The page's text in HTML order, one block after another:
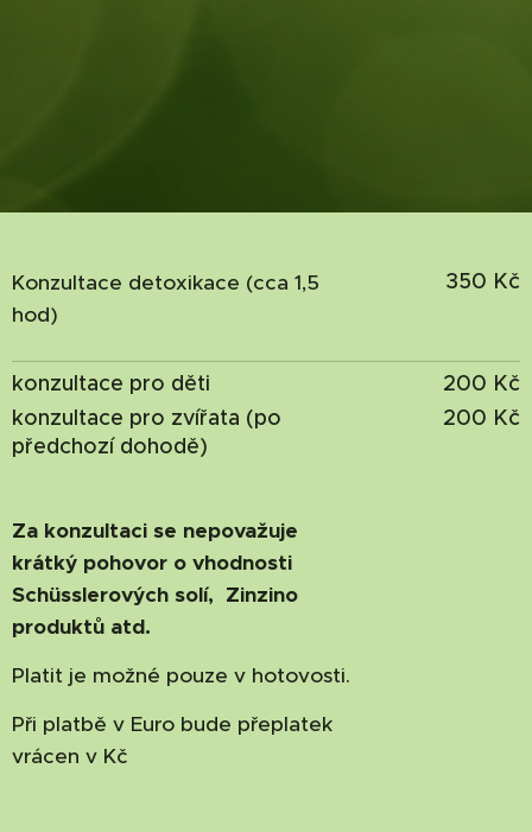
Konzultace detoxikace (cca 1,5
hod)
350 Kč
konzultace pro děti
konzultace pro zvířata (po
předchozí dohodě)
Za konzultaci se nepovažuje
krátký pohovor o vhodnosti
Schüsslerových solí, Zinzino
produktů atd.
Platit je možné pouze v hotovosti.
Při platbě v Euro bude přeplatek
vrácen v Kč
200 Kč
200 Kč